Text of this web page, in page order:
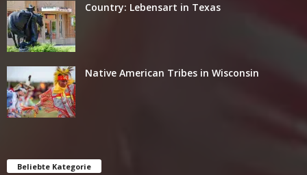
Country: Lebensart in Texas
Native American Tribes in Wisconsin
Beliebte Kategorie